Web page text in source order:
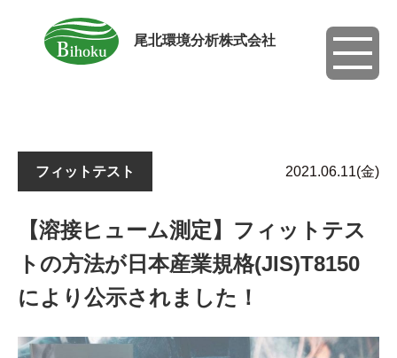
尾北環境分析株式会社
toggle
フィットテスト 2021.06.11(金)
【溶接ヒューム測定】フィットテス
トの方法が日本産業規格(JIS)T8150
により公示されました！